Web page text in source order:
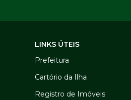
LINKS ÚTEIS
Prefeitura
Cartório da Ilha
Registro de Imóveis